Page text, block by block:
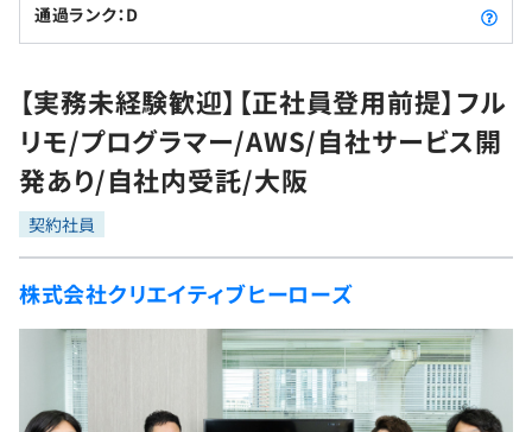
転職成功ガイド
転職エージェント
インタビュー
転職成功ガイド
新卒就活
求人検索
本選考
インターン
新卒エージェント
イベント・セミナー
インタビュー
学習
講座一覧
問題集
4択課題
ナレッジ
リファレンス
スキルチェック
プログラミング言語
評価結果一覧
再チャレンジ結果一覧
ゲーム・マンガ
Tech Team Journal
paiza times
paizaとは？
通過ランク：D
【実務未経験歓迎】【正社員登用前提】フル
リモ/プログラマー/AWS/自社サービス開
発あり/自社内受託/大阪
契約社員
株式会社クリエイティブヒーローズ